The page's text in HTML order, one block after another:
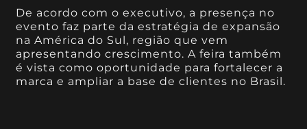
De acordo com o executivo, a presença no
evento faz parte da estratégia de expansão
na América do Sul, região que vem
apresentando crescimento. A feira também
é vista como oportunidade para fortalecer a
marca e ampliar a base de clientes no Brasil.